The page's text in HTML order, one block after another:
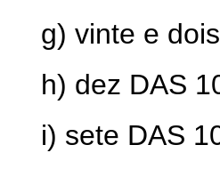
g) vinte e
h) dez DAS
i) sete DAS